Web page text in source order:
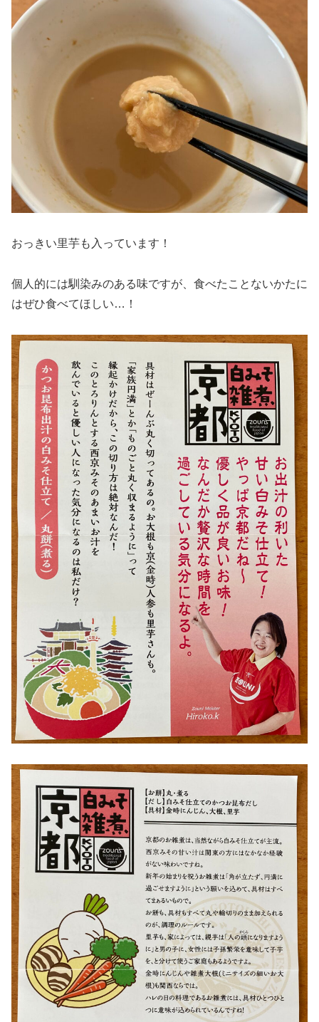
おっきい里芋も入っています！
個人的には馴染みのある味ですが、食べたことないかたに
はぜひ食べてほしい…！